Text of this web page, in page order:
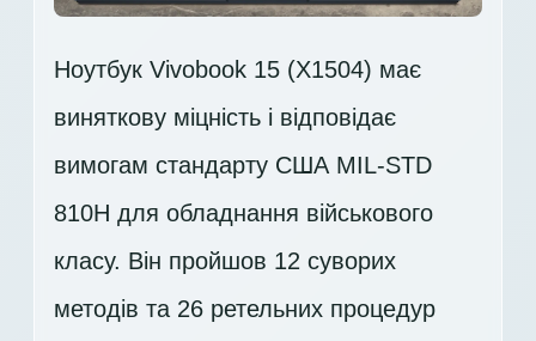
Ноутбук Vivobook 15 (X1504) має
виняткову міцність і відповідає
вимогам стандарту США MIL-STD
810H для обладнання військового
класу. Він пройшов 12 суворих
методів та 26 ретельних процедур